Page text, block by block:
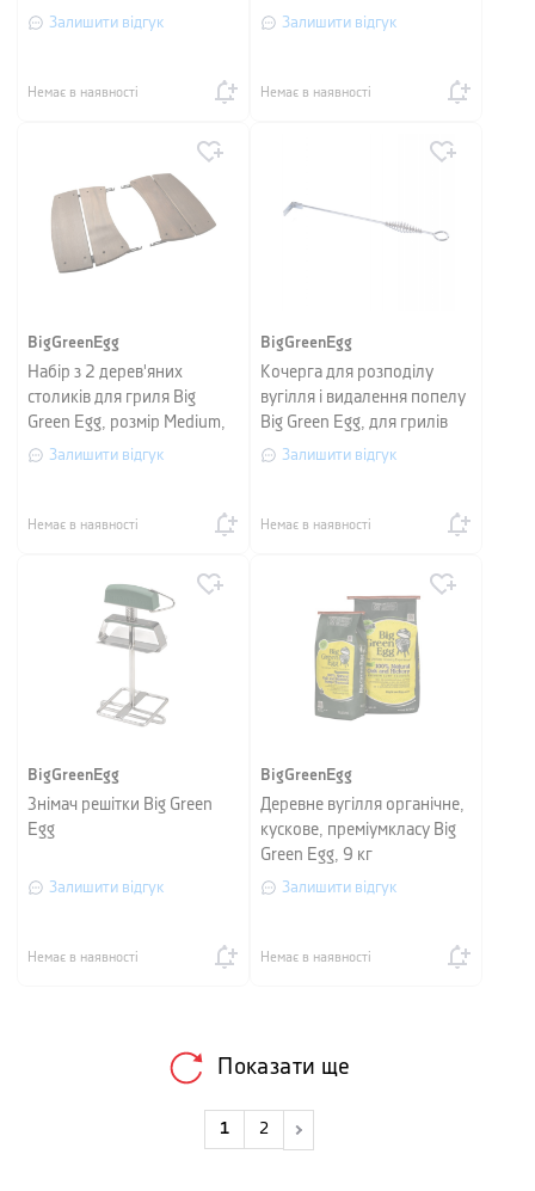
Залишити відгук
Немає в наявності
Залишити відгук
Немає в наявності
BigGreenEgg
Набір з 2 дерев'яних
столиків для гриля Big
Green Egg, розмір Мedium,
2 предмети
Залишити відгук
Немає в наявності
BigGreenEgg
Кочерга для розподілу
вугілля і видалення попелу
Big Green Egg, для грилів
Large і Medium
Залишити відгук
Немає в наявності
BigGreenEgg
Знімач решітки Big Green
Egg
Залишити відгук
Немає в наявності
BigGreenEgg
Деревне вугілля органічне,
кускове, преміумкласу Big
Green Egg, 9 кг
Залишити відгук
Немає в наявності
Показати ще
1 2